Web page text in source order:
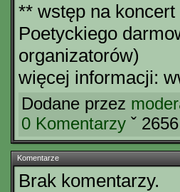
** wstęp na
Poetyckiego
organizatorów)
więcej informacji:
Dodane przez
0 Komentarzy ˇ
Komentarze
Brak komentarzy.